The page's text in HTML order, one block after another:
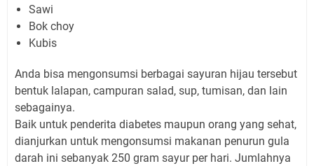
Sawi
Bok choy
Kubis
Anda bisa mengonsumsi berbagai sayuran hijau tersebut
bentuk lalapan, campuran salad, sup, tumisan, dan lain
sebagainya.
Baik untuk penderita diabetes maupun orang yang sehat,
dianjurkan untuk mengonsumsi makanan penurun gula
darah ini sebanyak 250 gram sayur per hari. Jumlahnya